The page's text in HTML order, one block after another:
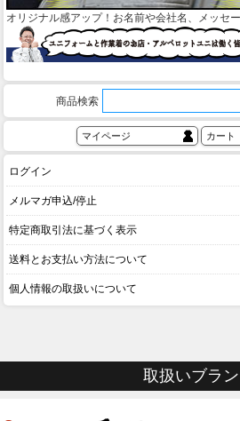
オリジナル感アップ！お名前や会社名、メッセ
商品検索
マイページ カート
ログイン
メルマガ申込/停止
特定商取引法に基づく表示
送料とお支払い方法について
個人情報の取扱いについて
取扱いブラ